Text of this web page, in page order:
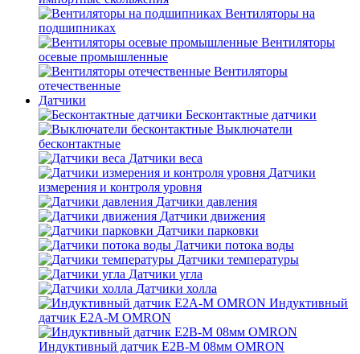
Вентиляторы на
подшипниках
Вентиляторы
осевые промышленные
Вентиляторы
отечественные
Датчики
Бесконтактные датчики
Выключатели
бесконтактные
Датчики веса
Датчики
измерения и контроля уровня
Датчики давления
Датчики движения
Датчики парковки
Датчики потока воды
Датчики температуры
Датчики угла
Датчики холла
Индуктивный
датчик E2A-M OMRON
Индуктивный датчик E2B-M 08мм OMRON